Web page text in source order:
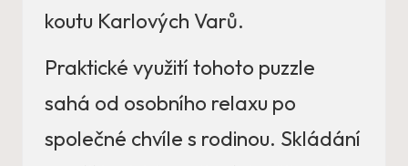
koutu Karlových Varů.
Praktické využití tohoto puzzle
sahá od osobního relaxu po
společné chvíle s rodinou. Skládání